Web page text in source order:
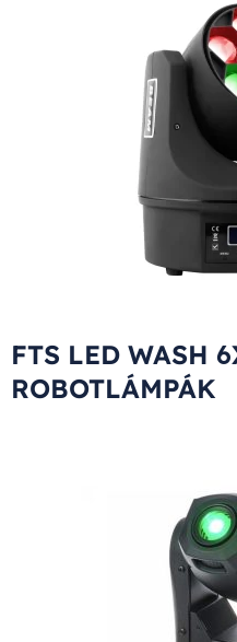
FTS LED WASH
ROBOTLÁMPÁK